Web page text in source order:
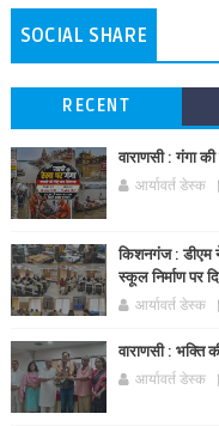
SOCIAL SHARE
RECENT
वाराणसी : गंगा
आर्यावर्त डेस्क
किशनगंज : डीएम
स्कूल निर्माण पर
आर्यावर्त डेस्क
वाराणसी : भक्ति
आर्यावर्त डेस्क